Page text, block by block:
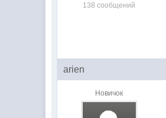
138 сообщений
arien
Новичок